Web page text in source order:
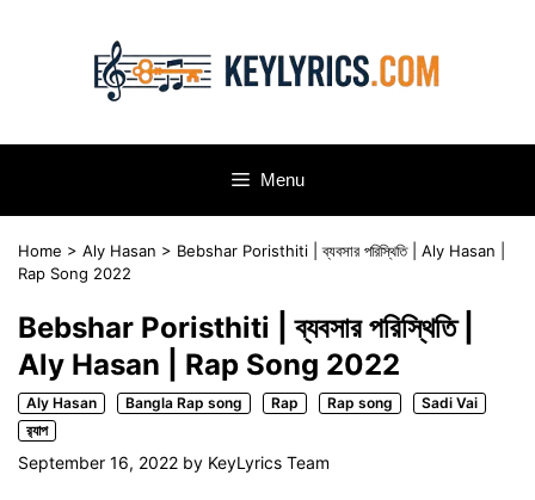
Menu
Home > Aly Hasan > Bebshar Poristhiti | ব্যবসার পরিস্থিতি | Aly Hasan |
Rap Song 2022
Bebshar Poristhiti | ব্যবসার পরিস্থিতি |
Aly Hasan | Rap Song 2022
Aly Hasan Bangla Rap song Rap Rap song
Sadi Vai
র‌্যাপ
September 16, 2022 by KeyLyrics Team